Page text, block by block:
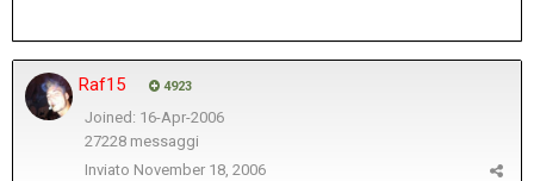
Raf15 4923
Joined: 16-Apr-2006
27228 messaggi
Inviato November 18, 2006